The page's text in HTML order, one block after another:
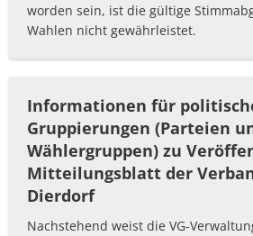
worden sein, ist die gültige
Wahlen nicht gewährleistet.
Informationen für
Gruppierungen (Parteien
Wählergruppen) zu
Mitteilungsblatt der
Dierdorf
Nachstehend weist die VG-